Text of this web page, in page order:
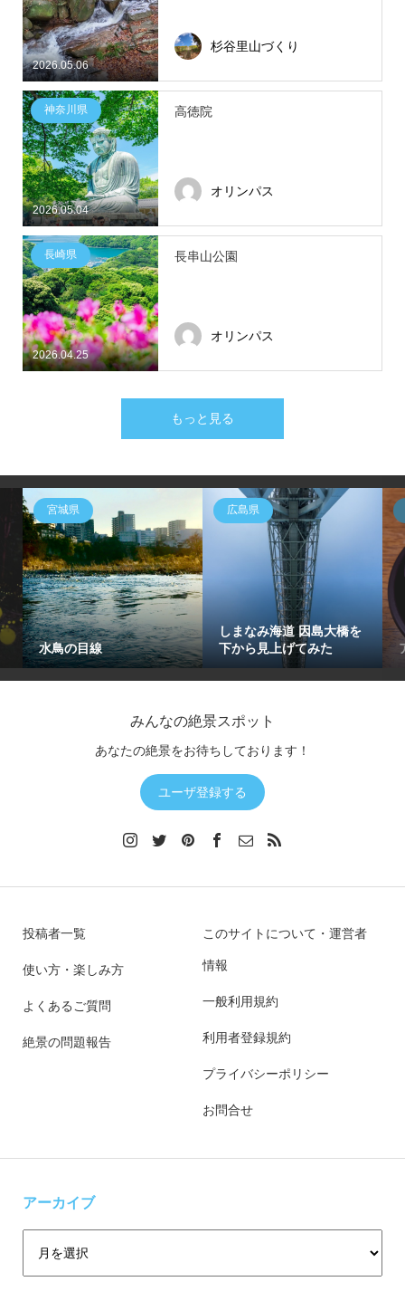
2026.05.06
杉谷里山づくり
2026.05.04
神奈川県 高徳院
オリンパス
2026.04.25
長崎県 長串山公園
オリンパス
もっと見る
宮城県
水鳥の目線
広島県
しまなみ海道 因島大橋を
下から見上げてみた
みんなの絶景スポット
あなたの絶景をお待ちしております！
ユーザ登録する
投稿者一覧
使い方・楽しみ方
よくあるご質問
絶景の問題報告
このサイトについて・運営者
情報
一般利用規約
利用者登録規約
プライバシーポリシー
お問合せ
アーカイブ